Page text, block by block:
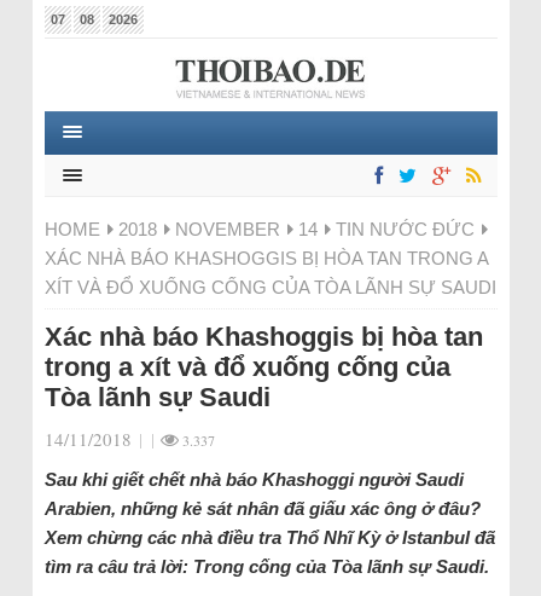
07 08 2026
HOME 2018 NOVEMBER 14
TIN NƯỚC ĐỨC
XÁC NHÀ BÁO KHASHOGGIS BỊ HÒA TAN TRONG A
XÍT VÀ ĐỔ XUỐNG CỐNG CỦA TÒA LÃNH SỰ SAUDI
Xác nhà báo Khashoggis bị hòa tan
trong a xít và đổ xuống cống của
Tòa lãnh sự Saudi
14/11/2018 | | 3.337
Sau khi giết chết nhà báo Khashoggi người Saudi
Arabien, những kẻ sát nhân đã giấu xác ông ở đâu?
Xem chừng các nhà điều tra Thổ Nhĩ Kỳ ở Istanbul đã
tìm ra câu trả lời: Trong cống của Tòa lãnh sự Saudi.